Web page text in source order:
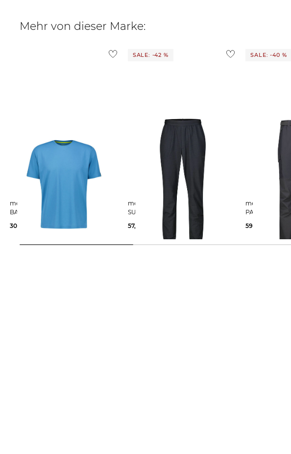
Mehr von dieser Marke:
meru | Herren T-Shirt BRISTOL
BASIC
30,00 €
34,95 €
SALE: -42 %
meru | Herren Wanderhose
SUSTITNA
57,75 €
SALE: -40 %
meru | Herren Funktionshose
PARAMONGA
59,95 €